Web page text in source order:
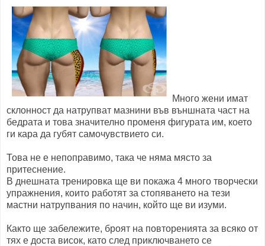
Много жени имат
склонност да натрупват мазнини във външната част на
бедрата и това значително променя фигурата им, което
ги кара да губят самочувствието си.
Това не е непоправимо, така че няма място за
притеснение.
В днешната тренировка ще ви покажа 4 много творчески
упражнения, които работят за стопяването на тези
мастни натрупвания по начин, който ще ви изуми.
Както ще забележите, броят на повторенията за всяко от
тях е доста висок, като след приключването се